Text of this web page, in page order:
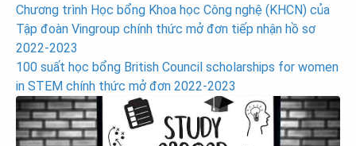
Post
navigation
Chương trình Học bổng Khoa học Công nghệ (KHCN) của
Tập đoàn Vingroup chính thức mở đơn tiếp nhận hồ sơ
2022-2023
100 suất học bổng British Council scholarships for women
in STEM chính thức mở đơn 2022-2023